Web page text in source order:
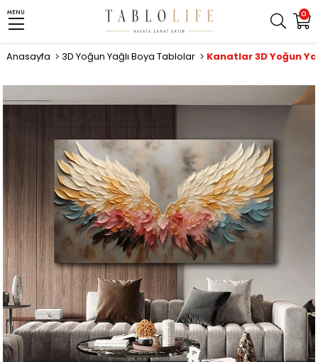
0
MENU
Anasayfa 3D Yoğun Yağlı Boya Tablolar Kanatlar 3D Yoğun